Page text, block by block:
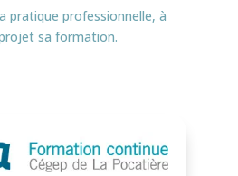
pratique professionnelle, à
sa formation.